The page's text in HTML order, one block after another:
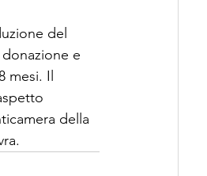
del
e
mesi. Il
della